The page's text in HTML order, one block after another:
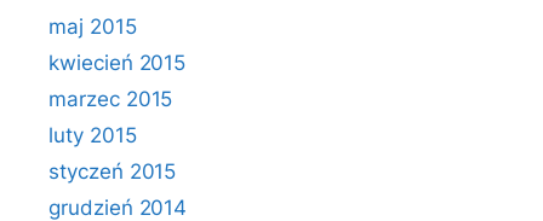
maj 2015
kwiecień 2015
marzec 2015
luty 2015
styczeń 2015
grudzień 2014